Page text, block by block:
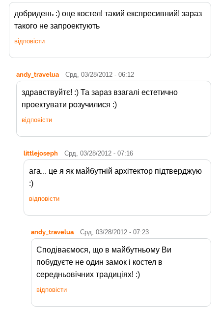
добридень :) оце костел! такий експресивний! зараз
такого не запроектують
відповісти
andy_travelua Срд, 03/28/2012 - 06:12
здравствуйтє! :) Та зараз взагалі естетично
проектувати розучилися :)
відповісти
littlejoseph Срд, 03/28/2012 - 07:16
ага... це я як майбутній архітектор підтверджую
:)
відповісти
andy_travelua Срд, 03/28/2012 - 07:23
Сподіваємося, що в майбутньому Ви
побудуєте не один замок і костел в
середньовічних традиціях! :)
відповісти